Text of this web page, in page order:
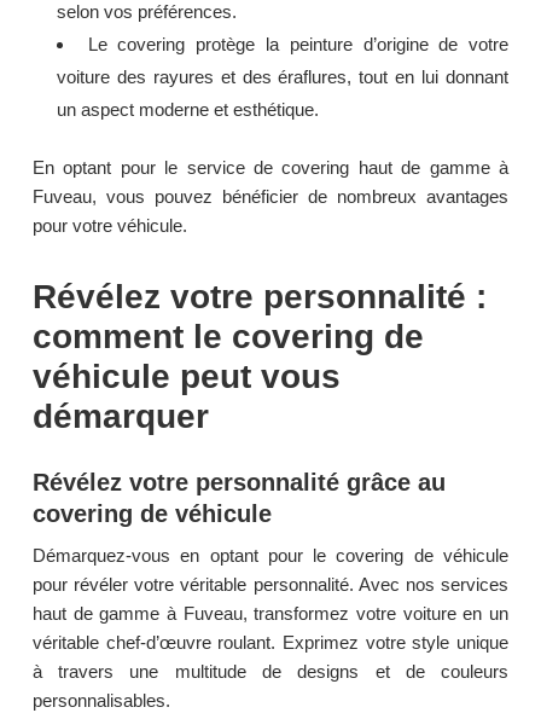
selon vos préférences.
Le covering protège la peinture d’origine de votre
voiture des rayures et des éraflures, tout en lui donnant
un aspect moderne et esthétique.
En optant pour le service de covering haut de gamme à
Fuveau, vous pouvez bénéficier de nombreux avantages
pour votre véhicule.
Révélez votre personnalité :
comment le covering de
véhicule peut vous
démarquer
Révélez votre personnalité grâce au
covering de véhicule
Démarquez-vous en optant pour le covering de véhicule
pour révéler votre véritable personnalité. Avec nos services
haut de gamme à Fuveau, transformez votre voiture en un
véritable chef-d’œuvre roulant. Exprimez votre style unique
à travers une multitude de designs et de couleurs
personnalisables.